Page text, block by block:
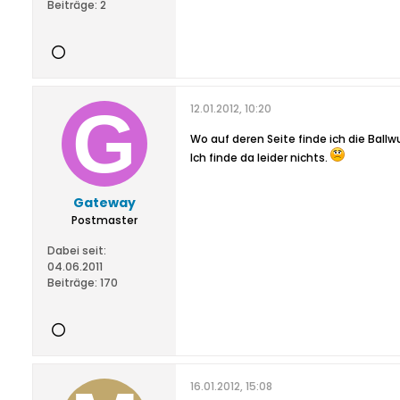
Beiträge: 2
Gateway
Postmaster
Dabei seit:
04.06.2011
Beiträge: 170
12.01.2012, 10:20
Wo auf deren Seite finde ich die
Ich finde da leider nichts.
16.01.2012, 15:08